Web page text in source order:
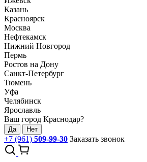
Казань
Красноярск
Москва
Нефтекамск
Нижний Новгород
Пермь
Ростов на Дону
Санкт-Петербург
Тюмень
Уфа
Челябинск
Ярославль
Ваш город Краснодар?
Да Нет
+7 (961) 509-99-30 Заказать звонок